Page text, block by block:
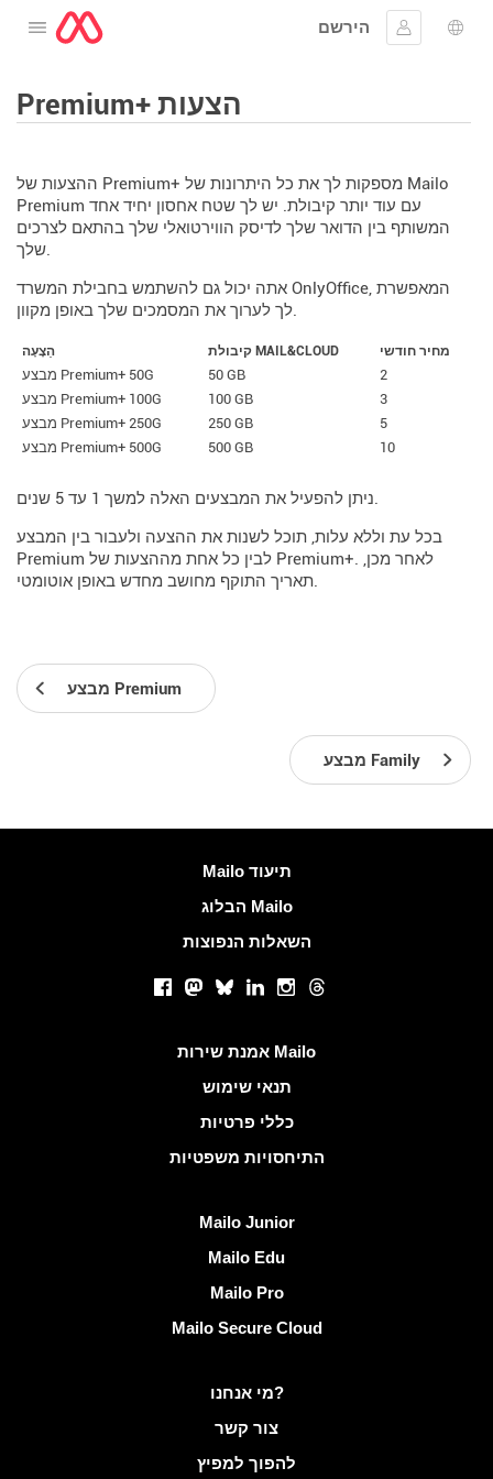
לפתוח את התפריט
הירשם
להתחברשפה
Premium+ הצעות
ההצעות של Premium+ מספקות לך את כל היתרונות של Mailo
Premium עם עוד יותר קיבולת. יש לך שטח אחסון יחיד אחד
המשותף בין הדואר שלך לדיסק הווירטואלי שלך בהתאם לצרכים
שלך.
אתה יכול גם להשתמש בחבילת המשרד OnlyOffice, המאפשרת
לך לערוך את המסמכים שלך באופן מקוון.
הַצָעָה קיבולת MAIL&CLOUD מחיר חודשי
מבצע Premium+ 50G 50 GB
2
מבצע Premium+ 100G
100 GB
3
מבצע Premium+ 250G
250 GB
5
מבצע Premium+ 500G
500 GB 10
ניתן להפעיל את המבצעים האלה למשך 1 עד 5 שנים.
בכל עת וללא עלות, תוכל לשנות את ההצעה ולעבור בין המבצע
Premium לבין כל אחת מההצעות של Premium+. לאחר מכן,
תאריך התוקף מחושב מחדש באופן אוטומטי.
מבצע Premium
מבצע Family
Mailo תיעוד
הבלוג Mailo
השאלות הנפוצות
Facebook
Mastodon
BlueskyLinkedInInstagram
Threads
אמנת שירות Mailo
תנאי שימוש
כללי פרטיות
התיחסויות משפטיות
Mailo Junior
Mailo Edu
Mailo Pro
Mailo Secure Cloud
מי אנחנו?
צור קשר
להפוך למפיץ